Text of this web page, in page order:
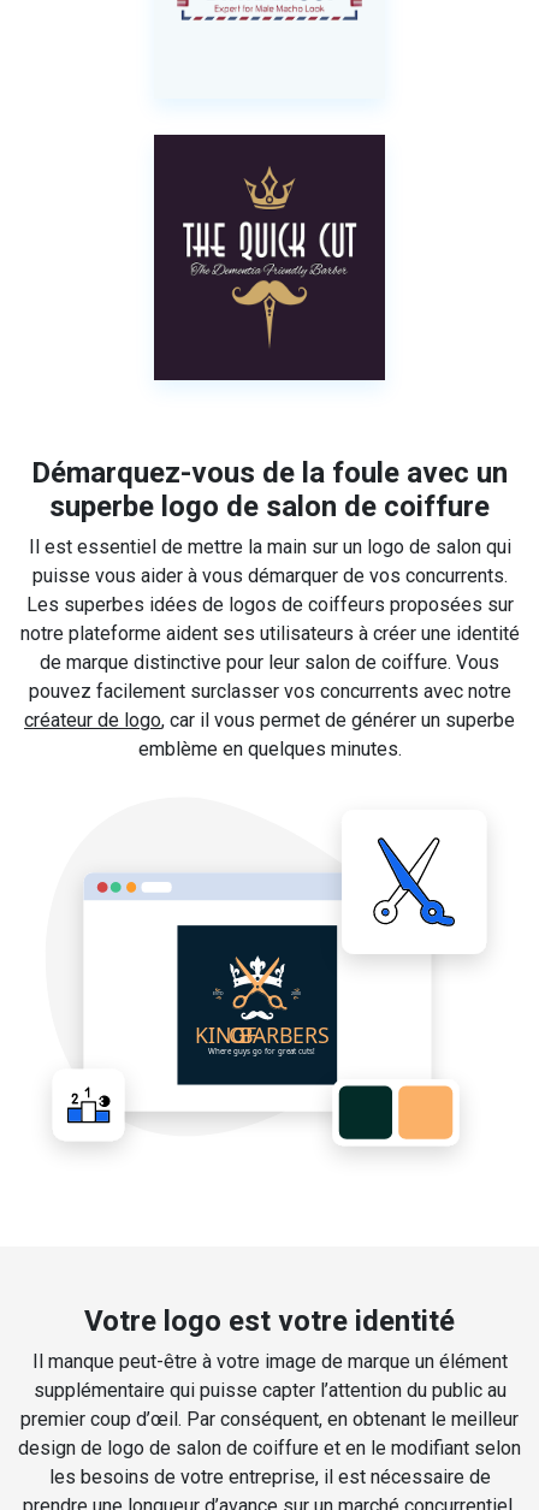
Démarquez-vous de la foule avec un
superbe logo de salon de coiffure
Il est essentiel de mettre la main sur un logo de salon qui
puisse vous aider à vous démarquer de vos concurrents.
Les superbes idées de logos de coiffeurs proposées sur
notre plateforme aident ses utilisateurs à créer une identité
de marque distinctive pour leur salon de coiffure. Vous
pouvez facilement surclasser vos concurrents avec notre
créateur de logo, car il vous permet de générer un superbe
emblème en quelques minutes.
Votre logo est votre identité
Il manque peut-être à votre image de marque un élément
supplémentaire qui puisse capter l’attention du public au
premier coup d’œil. Par conséquent, en obtenant le meilleur
design de logo de salon de coiffure et en le modifiant selon
les besoins de votre entreprise, il est nécessaire de